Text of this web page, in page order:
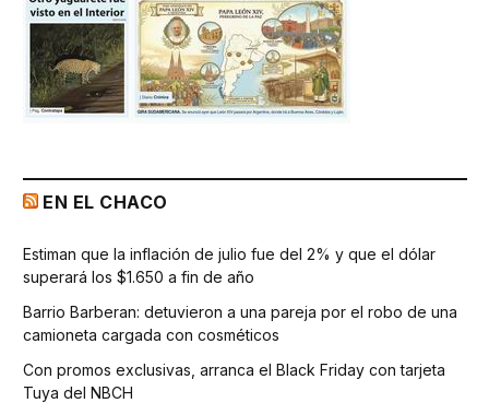
EN EL CHACO
Estiman que la inflación de julio fue del 2% y que el dólar
superará los $1.650 a fin de año
Barrio Barberan: detuvieron a una pareja por el robo de una
camioneta cargada con cosméticos
Con promos exclusivas, arranca el Black Friday con tarjeta
Tuya del NBCH